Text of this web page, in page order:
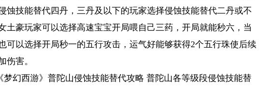
蚀技能替代四丹，三丹及以下的玩家选择侵蚀技能替代二丹或不
土豪玩家可以选择高速宝宝开局喂自己三药，开局就能秒六，当
可以选择开局秒一的五行攻击，运气好能够获得2个五行珠使后续
伤害。
梦幻西游》普陀山侵蚀技能替代攻略 普陀山各等级段侵蚀技能替